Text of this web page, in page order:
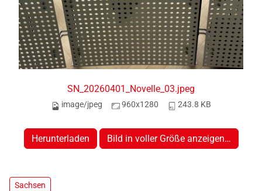
SN_20260401_Novelle_03.jpeg
image/jpeg 960x1280 243.8 KB
Herunterladen Bild in voller Größe anzeigen…
Sachsen